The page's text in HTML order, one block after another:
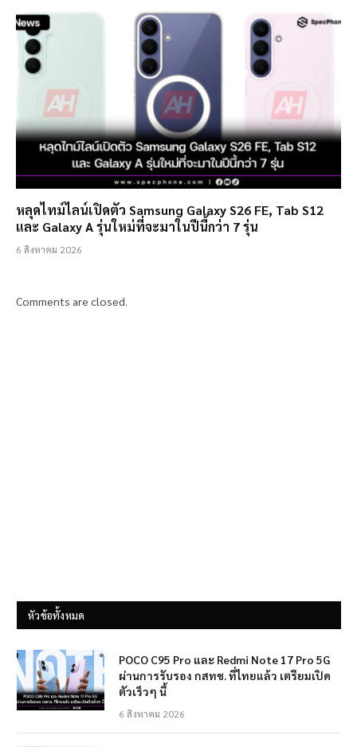
หลุดไทม์ไลน์เปิดตัว Samsung Galaxy S26 FE, Tab S12
และ Galaxy A รุ่นใหม่ที่จะมาในปีนี้กว่า 7 รุ่น
6 สิงหาคม 2026
Comments are closed.
หัวข้อทั้งหมด
POCO C95 Pro และ Redmi Note 17 Pro 5G
ผ่านการรับรอง กสทช. ที่ไทยแล้ว เตรียมเปิด
ตัวเร็วๆ นี้
6 สิงหาคม 2026